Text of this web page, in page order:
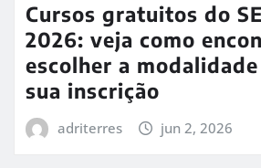
Cursos gratuitos do
2026: veja como
escolher a
sua inscrição
adriterres jun 2, 2026